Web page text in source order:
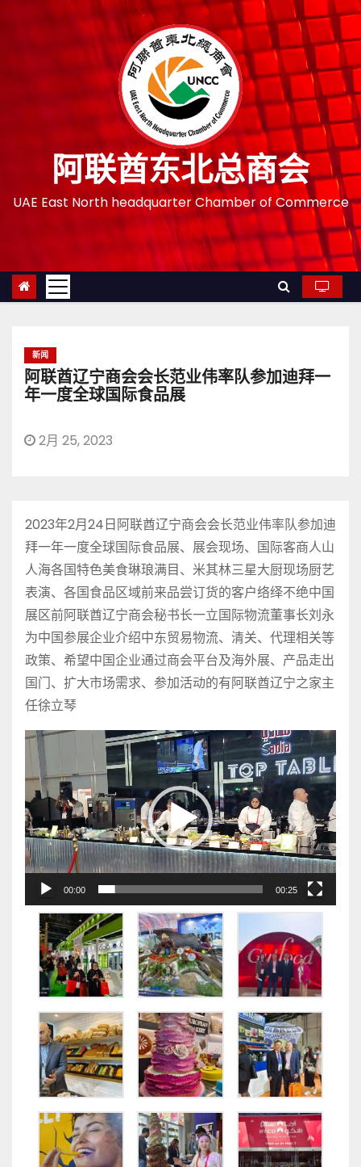
阿联酋东北总商会
UAE East North headquarter Chamber of Commerce
新闻
阿联酋辽宁商会会长范业伟率队参加迪拜一
年一度全球国际食品展
2月 25, 2023
2023年2月24日阿联酋辽宁商会会长范业伟率队参加迪
拜一年一度全球国际食品展、展会现场、国际客商人山
人海各国特色美食琳琅满目、米其林三星大厨现场厨艺
表演、各国食品区域前来品尝订货的客户络绎不绝中国
展区前阿联酋辽宁商会秘书长一立国际物流董事长刘永
为中国参展企业介绍中东贸易物流、清关、代理相关等
政策、希望中国企业通过商会平台及海外展、产品走出
国门、扩大市场需求、参加活动的有阿联酋辽宁之家主
任徐立琴
视
播
放
器
00:00 00:25